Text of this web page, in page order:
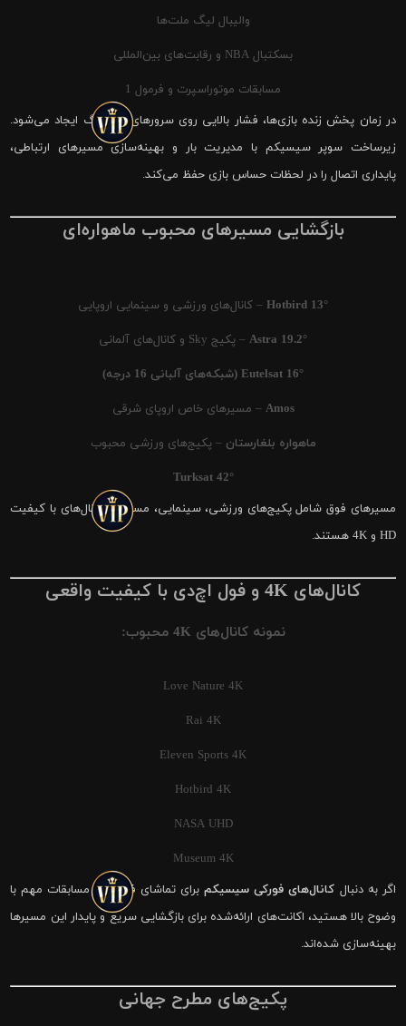
والیبال لیگ ملت‌ها
بسکتبال NBA و رقابت‌های بین‌المللی
مسابقات موتوراسپرت و فرمول 1
در زمان پخش زنده بازی‌ها، فشار بالایی روی سرورهای شیرینگ ایجاد می‌شود.
زیرساخت سوپر سیسیکم با مدیریت بار و بهینه‌سازی مسیرهای ارتباطی،
پایداری اتصال را در لحظات حساس بازی حفظ می‌کند.
بازگشایی مسیرهای محبوب ماهواره‌ای
Hotbird 13° – کانال‌های ورزشی و سینمایی اروپایی
Astra 19.2° – پکیج Sky و کانال‌های آلمانی
Eutelsat 16° (شبکه‌های آلبانی 16 درجه)
Amos – مسیرهای خاص اروپای شرقی
ماهواره بلغارستان – پکیج‌های ورزشی محبوب
Turksat 42°
مسیرهای فوق شامل پکیج‌های ورزشی، سینمایی، مستند و کانال‌های با کیفیت
HD و 4K هستند.
کانال‌های 4K و فول اچ‌دی با کیفیت واقعی
نمونه کانال‌های 4K محبوب:
Love Nature 4K
Rai 4K
Eleven Sports 4K
Hotbird 4K
NASA UHD
Museum 4K
اگر به دنبال کانال‌های فورکی سیسیکمبرای تماشای فوتبال و مسابقات مهم با
وضوح بالا هستید، اکانت‌های ارائه‌شده برای بازگشایی سریع و پایدار این مسیرها
بهینه‌سازی شده‌اند.
پکیج‌های مطرح جهانی